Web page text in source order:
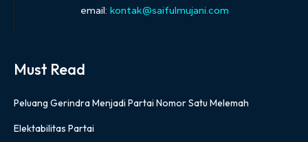
email: kontak@saifulmujani.com
Must Read
Peluang Gerindra Menjadi Partai Nomor Satu Melemah
Elektabilitas Partai